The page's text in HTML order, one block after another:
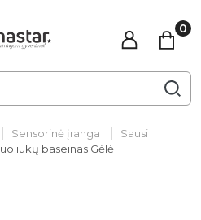
Sensorinė įranga
Sausi
baseinas Gėlė